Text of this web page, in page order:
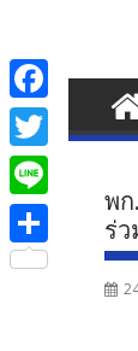
พก
ร่ว
F
a
c
e
b
T
w
i
L
iS